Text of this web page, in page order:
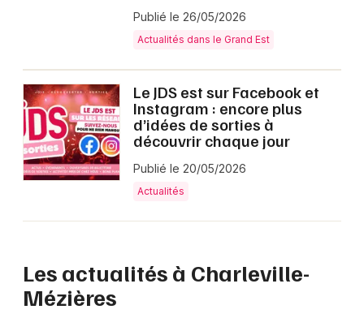
Publié le 26/05/2026
Actualités dans le Grand Est
Le JDS est sur Facebook et
Instagram : encore plus
d’idées de sorties à
découvrir chaque jour
Publié le 20/05/2026
Actualités
Les actualités à Charleville-
Mézières